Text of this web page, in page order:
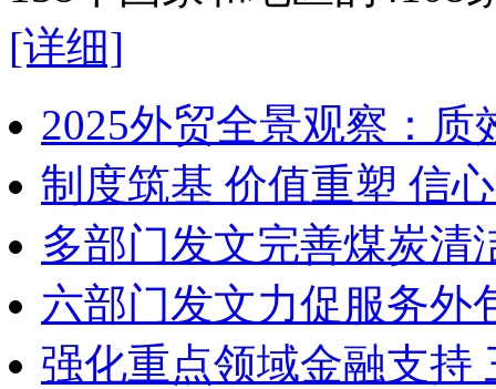
[详细]
2025外贸全景观察：
制度筑基 价值重塑 信
多部门发文完善煤炭清
六部门发文力促服务外
强化重点领域金融支持